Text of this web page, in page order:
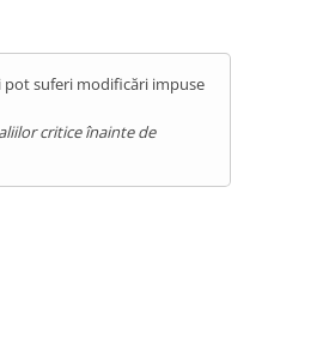
pot suferi modificări impuse
critice înainte de